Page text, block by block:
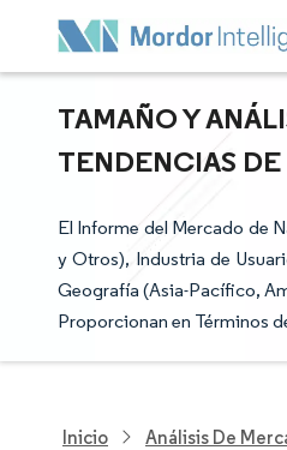
TAMAÑO Y
TENDENCIAS
El Informe del Mercado de
y Otros), Industria de
Geografía (Asia-Pacífico,
Proporcionan en Términos
Inicio Análisis De